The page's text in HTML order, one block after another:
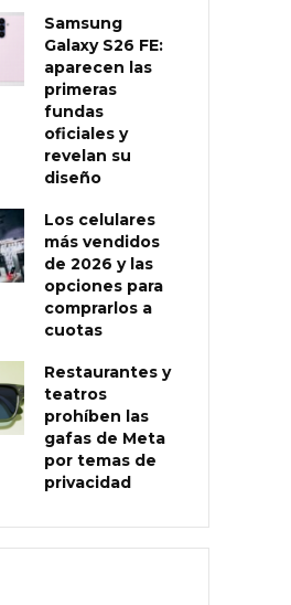
Samsung
Galaxy S26 FE:
aparecen las
primeras
fundas
oficiales y
revelan su
diseño
Los celulares
más vendidos
de 2026 y las
opciones para
comprarlos a
cuotas
Restaurantes y
teatros
prohíben las
gafas de Meta
por temas de
privacidad